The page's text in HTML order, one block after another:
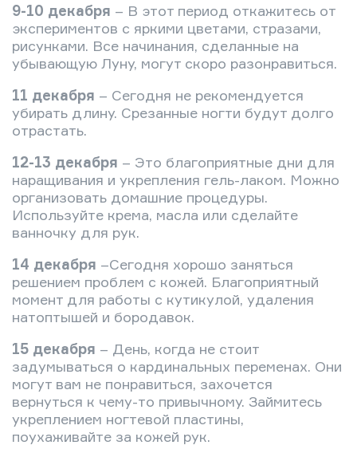
9-10 декабря – В этот период откажитесь от
экспериментов с яркими цветами, стразами,
рисунками. Все начинания, сделанные на
убывающую Луну, могут скоро разонравиться.
11 декабря – Сегодня не рекомендуется
убирать длину. Срезанные ногти будут долго
отрастать.
12-13 декабря – Это благоприятные дни для
наращивания и укрепления гель-лаком. Можно
организовать домашние процедуры.
Используйте крема, масла или сделайте
ванночку для рук.
14 декабря –Сегодня хорошо заняться
решением проблем с кожей. Благоприятный
момент для работы с кутикулой, удаления
натоптышей и бородавок.
15 декабря – День, когда не стоит
задумываться о кардинальных переменах. Они
могут вам не понравиться, захочется
вернуться к чему-то привычному. Займитесь
укреплением ногтевой пластины,
поухаживайте за кожей рук.